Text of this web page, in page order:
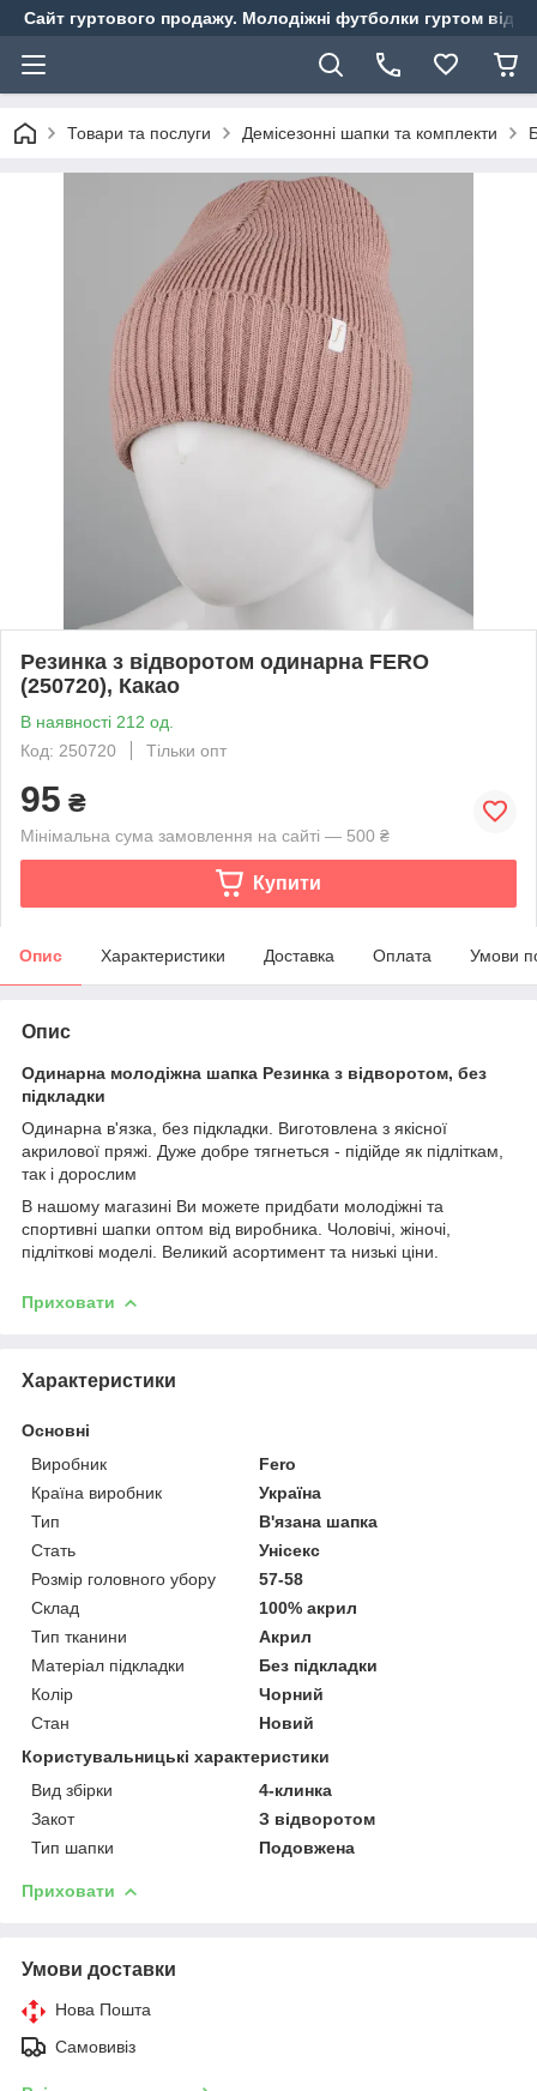
Сайт гуртового продажу. Молодіжні футболки гуртом від
Товари та послуги Демісезонні шапки та комплекти
Резинка з відворотом одинарна FERO
(250720), Какао
В наявності 212 од.
Код: 250720
Тільки опт
95 ₴
Мінімальна сума замовлення на сайті — 500 ₴
Купити
Опис Характеристики Доставка Оплата Умови
Опис
Одинарна молодіжна шапка Резинка з відворотом, без
підкладки
Одинарна в'язка, без підкладки. Виготовлена з якісної
акрилової пряжі. Дуже добре тягнеться - підійде як підліткам,
так і дорослим
В нашому магазині Ви можете придбати молодіжні та
спортивні шапки оптом від виробника. Чоловічі, жіночі,
підліткові моделі. Великий асортимент та низькі ціни.
Приховати
Характеристики
Основні
Виробник
Fero
Країна виробник
Україна
Тип
В'язана шапка
Стать
Унісекс
Розмір головного убору
57-58
Склад
100% акрил
Тип тканини
Акрил
Матеріал підкладки
Без підкладки
Колір
Чорний
Стан
Новий
Користувальницькі характеристики
Вид збірки
4-клинка
Закот
З відворотом
Тип шапки
Подовжена
Приховати
Умови доставки
Нова Пошта
Самовивіз